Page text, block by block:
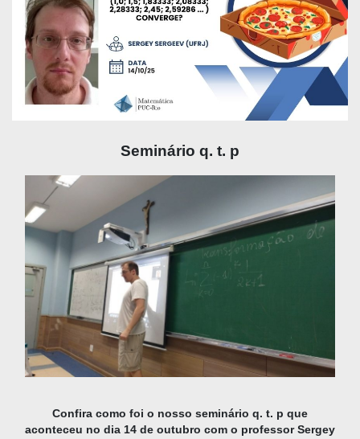
Seminário q. t. p
Confira como foi o nosso seminário q. t. p que
aconteceu no dia 14 de outubro com o professor Sergey